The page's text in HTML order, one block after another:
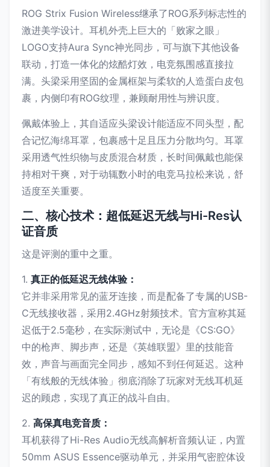
ROG Strix Fusion Wireless继承了ROG系列标志性的
激进美学设计。耳机外壳上巨大的「败家之眼」
LOGO支持Aura Sync神光同步，可与旗下其他设备
联动，打造一体化的炫酷灯效，电竞氛围感直接拉
满。头梁采用坚固的金属框架与柔软的人造蛋白皮包
裹，内侧印有ROG纹理，兼顾耐用性与辨识度。
佩戴体验上，其自适应头梁设计能适应不同头型，配
合记忆海绵耳罩，包裹感十足且压力分散均匀。耳罩
采用透气性织物与皮质混合材质，长时间佩戴也能保
持相对干爽，对于动辄数小时的电竞马拉松来说，舒
适度至关重要。
二、核心技术：超低延迟无线与Hi-Res认
证音质
这是评测的重中之重。
1. 真正的低延迟无线体验：
它并非采用常见的蓝牙连接，而是配备了专属的USB-
C无线接收器，采用2.4GHz射频技术。官方宣称其延
迟低于2.5毫秒，在实际测试中，无论是《CS:GO》
中的枪声、脚步声，还是《英雄联盟》里的技能音
效，声音与画面完全同步，感知不到任何延迟。这种
「有线般的无线体验」彻底消除了玩家对无线耳机延
迟的顾虑，实现了真正的战斗自由。
2. 高保真电竞音质：
耳机获得了Hi-Res Audio无线高解析音频认证，内置
50mm ASUS Essence驱动单元，并采用气密腔体设